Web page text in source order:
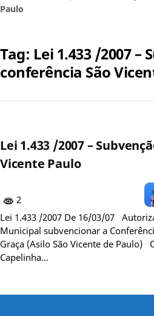
Paulo
Tag: Lei 1.433 /2007 –
conferência São
Lei 1.433 /2007 –
Vicente Paulo
2
Lei 1.433 /2007 De 16/03/07
Municipal subvencionar a
Graça (Asilo São Vicente de Paulo)
Capelinha…